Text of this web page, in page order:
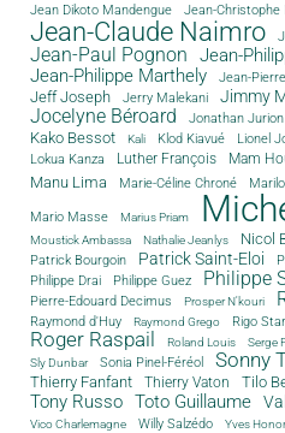
Jean Dikoto Mandengue Jean-Christophe
Jean-Claude Naimro
Jean-Paul Pognon
Jean-
Jean-Philippe Marthely
Jean-
Jeff Joseph Jerry Malekani Jimmy
Jocelyne Béroard Jonathan Jurion
Kako Bessot Kali Klod Kiavué Lionel
Lokua Kanza
Luther François Mam
Manu Lima Marie-Céline Chroné
Mario Masse Marius Priam
Moustick Ambassa Nathalie Jeanlys Nicol
Patrick Bourgoin
Patrick Saint-Eloi
Philippe Drai
Philippe Guez Philippe
Pierre-Edouard Decimus Prosper N'kouri
Raymond d'Huy
Raymond Grego Rigo Star
Roger Raspail Roland Louis Serge
Sly Dunbar Sonia Pinel-Féréol Sonny
Thierry Fanfant Thierry Vaton Tilo
Tony Russo Toto Guillaume
Vico Charlemagne Willy Salzédo Yves